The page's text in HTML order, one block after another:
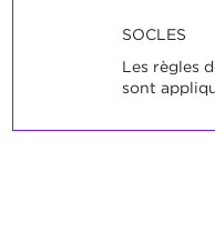
SOCLES
Les règles
sont